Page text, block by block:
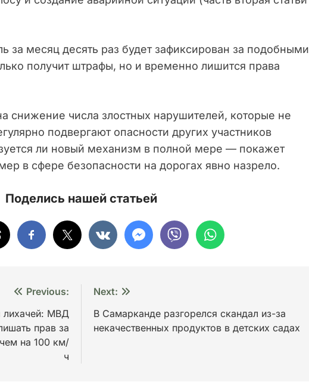
за месяц десять раз будет зафиксирован за подобными
получит штрафы, но и временно лишится права
снижение числа злостных нарушителей, которые не
подвергают опасности других участников
ли новый механизм в полной мере — покажет
в сфере безопасности на дорогах явно назрело.
Поделись нашей статьей
Previous:
лихачей: МВД
прав за
на 100 км/
ч
Next:
В Самарканде разгорелся скандал из-за
некачественных продуктов в детских садах